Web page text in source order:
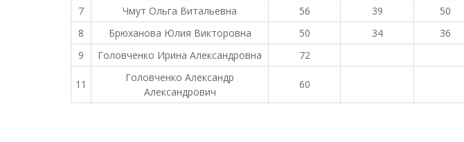
7
Чмут Ольга Витальевна 56 39 50
8
Брюханова Юлия Викторовна 50 34 36
9
Головченко Ирина Александровна 72
11
Головченко Александр
Александрович
60